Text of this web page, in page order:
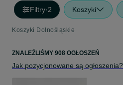
Filtry·2 Koszyki
Koszyki Dolnośląskie
ZNALEŹLIŚMY 908 OGŁOSZEŃ
Jak pozycjonowane są ogłoszenia?